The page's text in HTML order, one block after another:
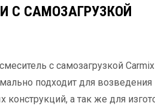
С САМОЗАГРУЗКОЙ
с самозагрузкой
подходит для
а так же для